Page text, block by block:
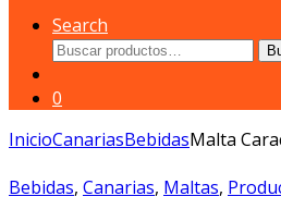
Search
Buscar
0
InicioCanariasBebidasMalta
Bebidas, Canarias, Maltas,